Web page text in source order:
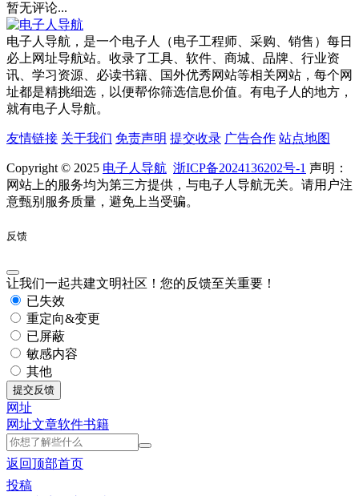
暂无评论...
电子人导航，是一个电子人（电子工程师、采购、销售）每日
必上网址导航站。收录了工具、软件、商城、品牌、行业资
讯、学习资源、必读书籍、国外优秀网站等相关网站，每个网
址都是精挑细选，以便帮你筛选信息价值。有电子人的地方，
就有电子人导航。
友情链接 关于我们 免责声明 提交收录 广告合作 站点地图
Copyright © 2025 电子人导航 浙ICP备2024136202号-1 声明：
网站上的服务均为第三方提供，与电子人导航无关。请用户注
意甄别服务质量，避免上当受骗。
反馈
让我们一起共建文明社区！您的反馈至关重要！
已失效
重定向&变更
已屏蔽
敏感内容
其他
提交反馈
网址
网址文章软件书籍
返回顶部首页
投稿